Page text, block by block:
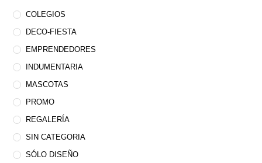
COLEGIOS
DECO-FIESTA
EMPRENDEDORES
INDUMENTARIA
MASCOTAS
PROMO
REGALERÍA
SIN CATEGORIA
SÓLO DISEÑO